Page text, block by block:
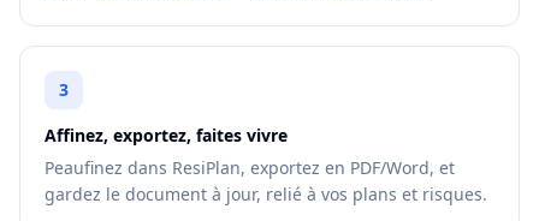
3
Affinez, exportez, faites vivre
Peaufinez dans ResiPlan, exportez en PDF/Word, et
gardez le document à jour, relié à vos plans et risques.